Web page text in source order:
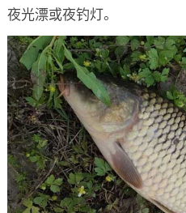
夜光漂或夜钓灯。